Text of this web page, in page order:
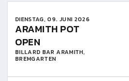
DIENSTAG, 09. JUNI 2026
ARAMITH POT
OPEN
BILLARD BAR ARAMITH,
BREMGARTEN